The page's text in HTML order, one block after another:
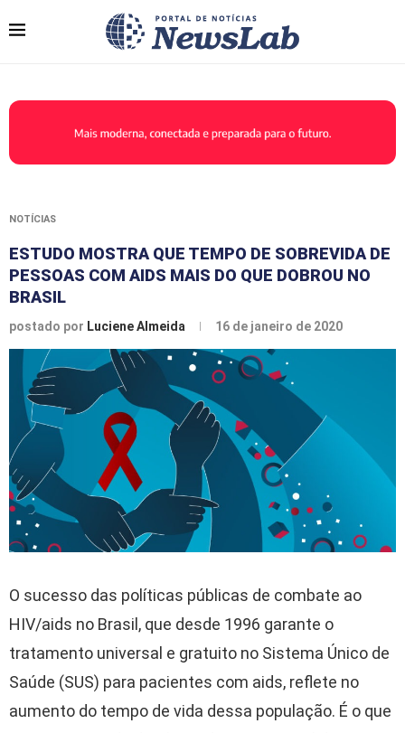
NOTÍCIAS
ESTUDO MOSTRA QUE TEMPO DE SOBREVIDA DE
PESSOAS COM AIDS MAIS DO QUE DOBROU NO
BRASIL
postado por Luciene Almeida 16 de janeiro de 2020
O sucesso das políticas públicas de combate ao
HIV/aids no Brasil, que desde 1996 garante o
tratamento universal e gratuito no Sistema Único de
Saúde (SUS) para pacientes com aids, reflete no
aumento do tempo de vida dessa população. É o que